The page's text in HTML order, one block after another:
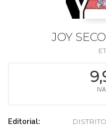
JOY
Editorial: